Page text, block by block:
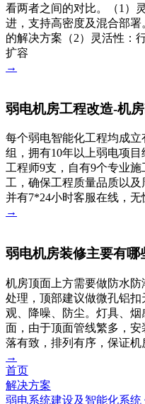
看两者之间的对比。（1）
进，支持高密度及混合部
的解决方案（2）灵活性：
扩容
→
弱电机房工程改造-机
每个弱电智能化工程均成
组，拥有10年以上弱电项
工程师9支，自有9个专业
工，确保工程质量品质以及
并有7*24小时客服在线，无
→
弱电机房装修主要有哪
机房顶面上方需要做防水
处理，顶部建议做微孔铝
观、降噪、防尘。灯具、
面，由于顶面管线繁多，
落有致，排列有序，保证机
→
首页
解决方案
弱电系统建设及智能化系统